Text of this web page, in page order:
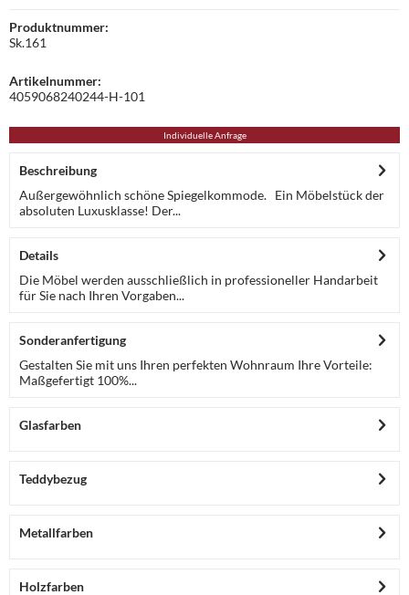
Produktnummer:
Sk.161
Artikelnummer:
4059068240244-H-101
Individuelle Anfrage
Beschreibung
Außergewöhnlich schöne Spiegelkommode. Ein Möbelstück der
absoluten Luxusklasse! Der...
Details
Die Möbel werden ausschließlich in professioneller Handarbeit
für Sie nach Ihren Vorgaben...
Sonderanfertigung
Gestalten Sie mit uns Ihren perfekten Wohnraum Ihre Vorteile:
Maßgefertigt 100%...
Glasfarben
Teddybezug
Metallfarben
Holzfarben